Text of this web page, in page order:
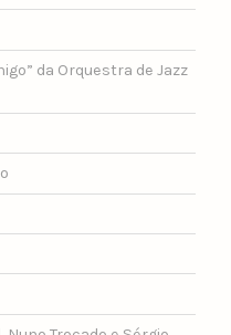
da Orquestra de Jazz